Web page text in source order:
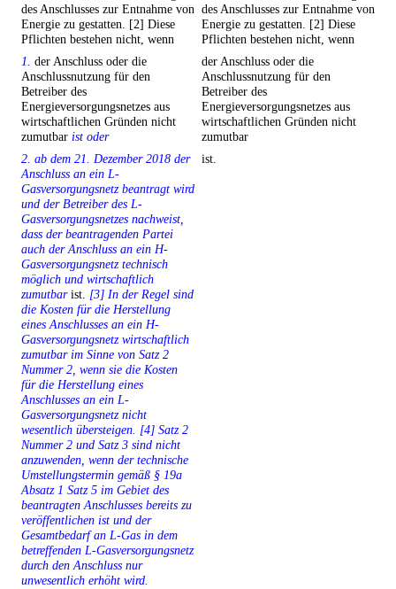
des Anschlusses zur Entnahme von
Energie zu gestatten. [2] Diese
Pflichten bestehen nicht, wenn
des Anschlusses zur Entnahme von
Energie zu gestatten. [2] Diese
Pflichten bestehen nicht, wenn
1. der Anschluss oder die
Anschlussnutzung für den
Betreiber des
Energieversorgungsnetzes aus
wirtschaftlichen Gründen nicht
zumutbar ist oder
der Anschluss oder die
Anschlussnutzung für den
Betreiber des
Energieversorgungsnetzes aus
wirtschaftlichen Gründen nicht
zumutbar
2. ab dem 21. Dezember 2018 der
Anschluss an ein L-
Gasversorgungsnetz beantragt wird
und der Betreiber des L-
Gasversorgungsnetzes nachweist,
dass der beantragenden Partei
auch der Anschluss an ein H-
Gasversorgungsnetz technisch
möglich und wirtschaftlich
zumutbarist. [3] In der Regel sind
die Kosten für die Herstellung
eines Anschlusses an ein H-
Gasversorgungsnetz wirtschaftlich
zumutbar im Sinne von Satz 2
Nummer 2, wenn sie die Kosten
für die Herstellung eines
Anschlusses an ein L-
Gasversorgungsnetz nicht
wesentlich übersteigen. [4] Satz 2
Nummer 2 und Satz 3 sind nicht
anzuwenden, wenn der technische
Umstellungstermin gemäß § 19a
Absatz 1 Satz 5 im Gebiet des
beantragten Anschlusses bereits zu
veröffentlichen ist und der
Gesamtbedarf an L-Gas in dem
betreffenden L-Gasversorgungsnetz
durch den Anschluss nur
unwesentlich erhöht wird.
ist.